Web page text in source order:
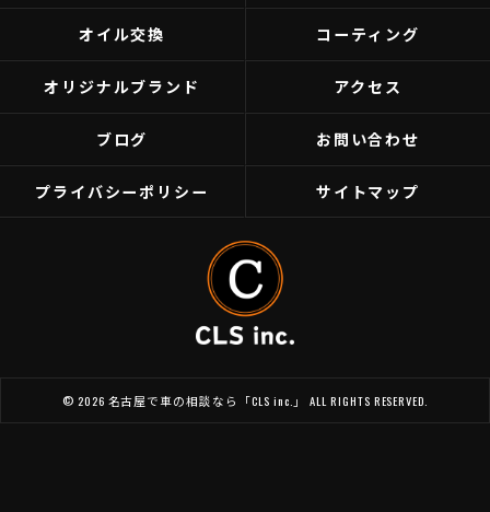
オイル交換 コーティング
オリジナルブランド アクセス
ブログ お問い合わせ
プライバシーポリシー サイトマップ
© 2026 名古屋で車の相談なら「CLS inc.」 ALL RIGHTS RESERVED.